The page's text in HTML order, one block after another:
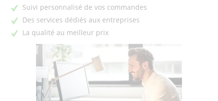
Suivi personnalisé de vos commandes
Des services dédiés aux entreprises
La qualité au meilleur prix